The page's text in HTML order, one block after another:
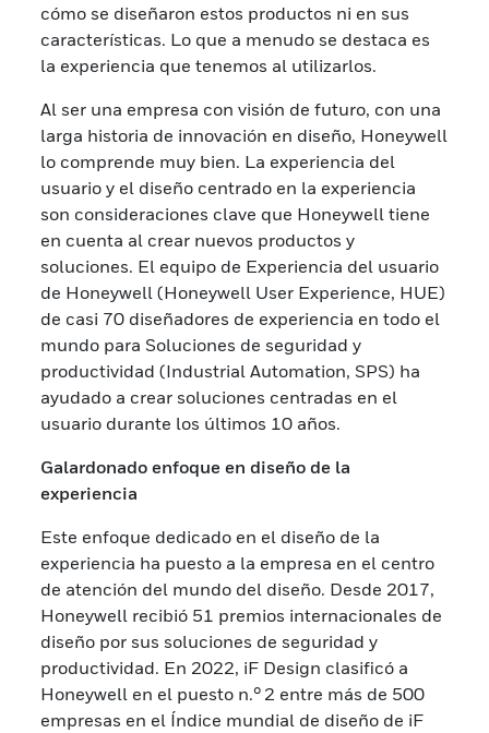
cómo se diseñaron estos productos ni en sus
características. Lo que a menudo se destaca es
la experiencia que tenemos al utilizarlos.
Al ser una empresa con visión de futuro, con una
larga historia de innovación en diseño, Honeywell
lo comprende muy bien. La experiencia del
usuario y el diseño centrado en la experiencia
son consideraciones clave que Honeywell tiene
en cuenta al crear nuevos productos y
soluciones. El equipo de Experiencia del usuario
de Honeywell (Honeywell User Experience, HUE)
de casi 70 diseñadores de experiencia en todo el
mundo para Soluciones de seguridad y
productividad (Industrial Automation, SPS) ha
ayudado a crear soluciones centradas en el
usuario durante los últimos 10 años.
Galardonado enfoque en diseño de la
experiencia
Este enfoque dedicado en el diseño de la
experiencia ha puesto a la empresa en el centro
de atención del mundo del diseño. Desde 2017,
Honeywell recibió 51 premios internacionales de
diseño por sus soluciones de seguridad y
productividad. En 2022, iF Design clasificó a
Honeywell en el puesto n.° 2 entre más de 500
empresas en el Índice mundial de diseño de iF